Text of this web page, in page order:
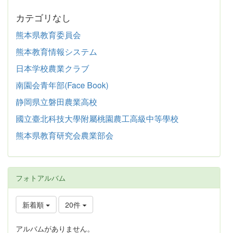
カテゴリなし
熊本県教育委員会
熊本教育情報システム
日本学校農業クラブ
南園会青年部(Face Book)
静岡県立磐田農業高校
國立臺北科技大學附屬桃園農工高級中等學校
熊本県教育研究会農業部会
フォトアルバム
新着順 20件
アルバムがありません。